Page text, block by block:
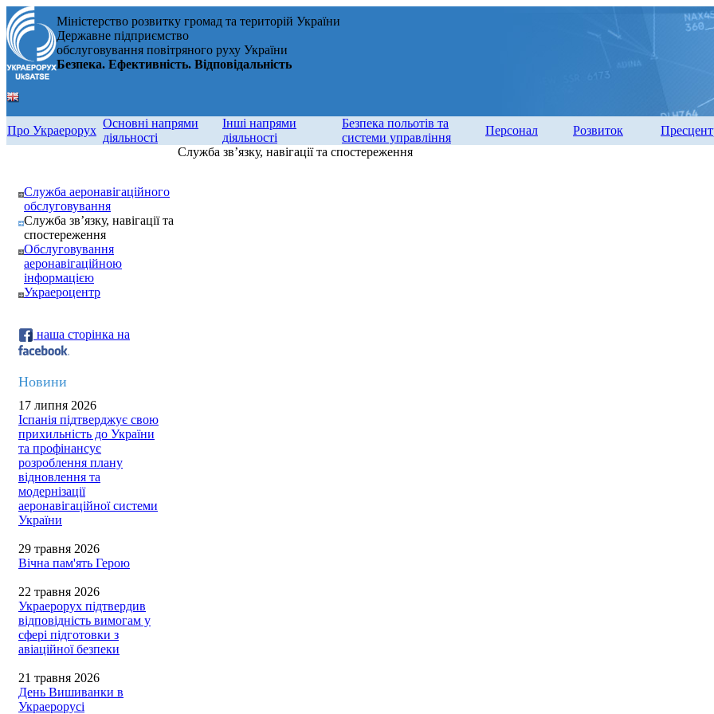
Міністерство розвитку громад та територій України
Державне підприємство
обслуговування повітряного руху України
Безпека. Ефективність. Відповідальність
Про Украерорух
Основні напрями
діяльності
Інші напрями
діяльності
Безпека польотів та
системи управління
Персонал Розвиток
Служба аеронавігаційного
обслуговування
Служба зв’язку, навігації та
спостереження
Обслуговування
аеронавігаційною
інформацією
Украероцентр
наша сторінка на
Новини
17 липня 2026
Іспанія підтверджує свою
прихильність до України
та профінансує
розроблення плану
відновлення та
модернізації
аеронавігаційної системи
України
29 травня 2026
Вічна пам'ять Герою
22 травня 2026
Украерорух підтвердив
відповідність вимогам у
сфері підготовки з
авіаційної безпеки
21 травня 2026
День Вишиванки в
Украерорусі
Служба зв’язку, навігації та спостереження